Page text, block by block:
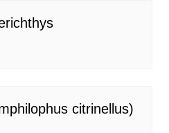
citrinellus)